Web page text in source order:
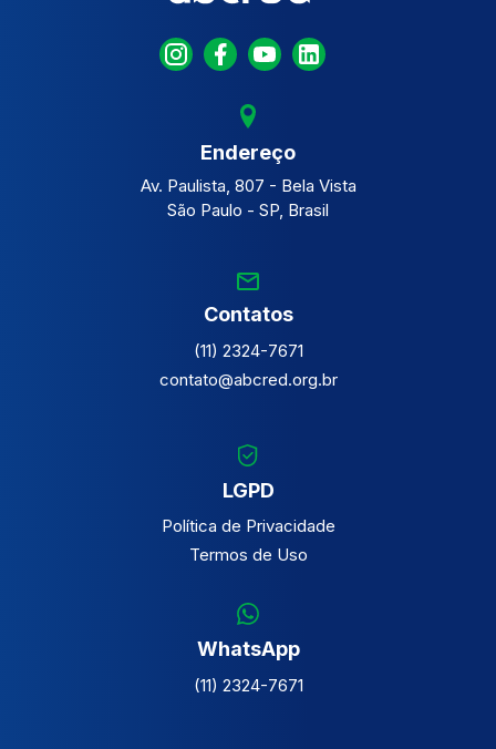
Endereço
Av. Paulista, 807 - Bela Vista
São Paulo - SP, Brasil
Contatos
(11) 2324-7671
contato@abcred.org.br
LGPD
Política de Privacidade
Termos de Uso
WhatsApp
(11) 2324-7671